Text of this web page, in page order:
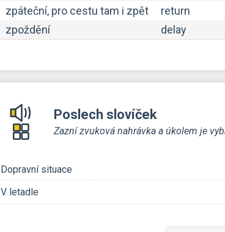
zpáteční, pro cestu tam i zpět
return
zpoždění
delay
Poslech slovíček
Zazní zvuková nahrávka a úkolem je
Dopravní situace
V letadle